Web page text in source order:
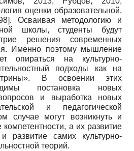
оценки образовательной,
]. Осваивая методологию и
школы, студенты будут
решения современных
Именно поэтому мышление
опираться на культурно-
подходы как на
В освоении этих
постановка новых
вопросов и выработка новых
и педагогической
случае могут возникнуть и
а их развитие
развитие самих культурно-
теорий.